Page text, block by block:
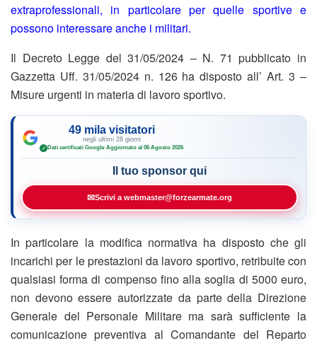
extraprofessionali, in particolare per quelle sportive e
possono interessare anche i militari.
Il Decreto Legge del 31/05/2024 – N. 71 pubblicato in
Gazzetta Uff. 31/05/2024 n. 126 ha disposto all’ Art. 3 –
Misure urgenti in materia di lavoro sportivo.
49 mila visitatori
negli ultimi 28 giorni
✓ Dati certificati Google·Aggiornato al 06 Agosto 2026
Il tuo sponsor qui
✉Scrivi a webmaster@forzearmate.org
In particolare la modifica normativa ha disposto che gli
incarichi per le prestazioni da lavoro sportivo, retribuite con
qualsiasi forma di compenso fino alla soglia di 5000 euro,
non devono essere autorizzate da parte della Direzione
Generale del Personale Militare ma sarà sufficiente la
comunicazione preventiva al Comandante del Reparto